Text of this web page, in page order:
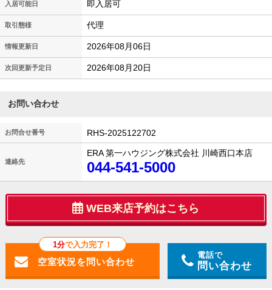
入居可能日 即入居可
取引態様 代理
情報更新日 2026年08月06日
次回更新予定日 2026年08月20日
お問い合わせ
お問合せ番号 RHS-2025122702
連絡先
ERA 第一ハウジング株式会社 川崎西口本店
044-541-5000
WEB来店予約はこちら
1分で入力完了！
電話で
問い合わせ